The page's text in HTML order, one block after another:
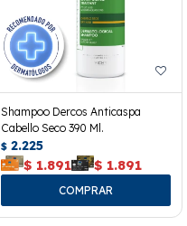
Shampoo Dercos Anticaspa
Cabello Seco 390 Ml.
$ 2.225
$ 1.891 $ 1.891